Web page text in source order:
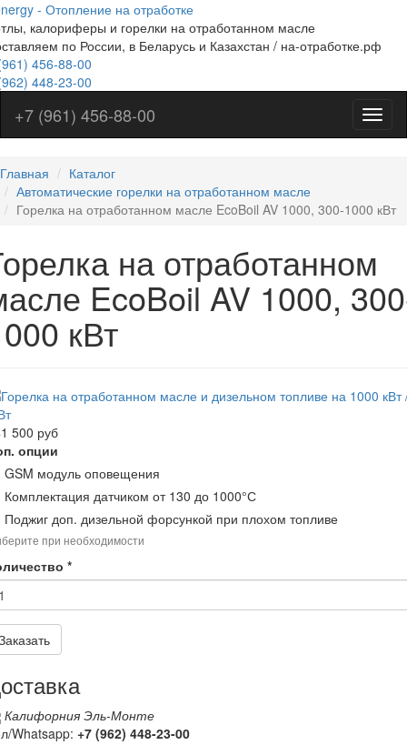
Перейти
к
основному
содержанию
- Отопление на отработке
калориферы и горелки на отработанном масле
по России, в Беларусь и Казахстан / на-отработке.рф
456-88-00
448-23-00
Меню
на
+7 (961) 456-88-00
Главная
Каталог
Автоматические горелки на отработанном масле
Горелка на отработанном масле EcoBoil AV 1000, 300-1000 кВт
на отработанном
EcoBoil AV 1000,
кВт
500 руб
опции
GSM модуль оповещения
Комплектация датчиком от 130 до 1000°С
Поджиг доп. дизельной форсункой при плохом топливе
при необходимости
*
Калифорния Эль-Монте
Whatsapp: +7 (962) 448-23-00